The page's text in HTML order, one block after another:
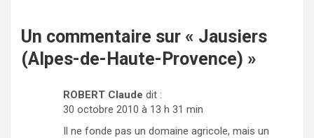
Un commentaire sur « Jausiers
(Alpes-de-Haute-Provence) »
ROBERT Claude dit :
30 octobre 2010 à 13 h 31 min
Il ne fonde pas un domaine agricole, mais un